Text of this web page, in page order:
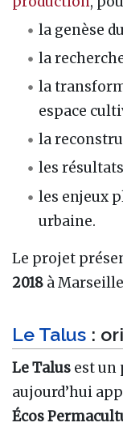
la genèse
la
la
espace
la
les
les enjeux
urbaine.
Le projet
2018 à
Le Talus :
Le Talus est un
aujourd’hui
Écos